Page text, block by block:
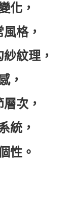
化，
格，
紋理，
，
次，
統，
性。